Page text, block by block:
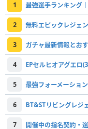
1 最強選手ランキング
2
3 ガチャ最新情報とお
4
5 最強フォーメーショ
6 BT&STリビングレジ
7 開催中の指名契約・